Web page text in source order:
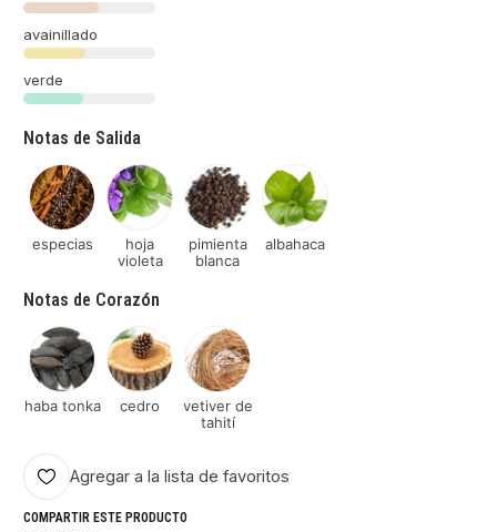
avainillado
verde
Notas de Salida
especias
hoja
violeta
pimienta
blanca
albahaca
Notas de Corazón
haba tonka cedro
vetiver de
tahití
Agregar a la lista de favoritos
COMPARTIR ESTE PRODUCTO